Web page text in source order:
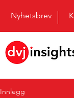
Nyhetsbrev
Innlegg